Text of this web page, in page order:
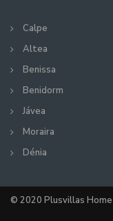
Calpe
Altea
Benissa
Benidorm
Jávea
Moraira
Dénia
© 2020 Plusvillas